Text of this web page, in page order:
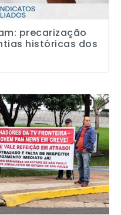
precarização
históricas dos
suspendem greve